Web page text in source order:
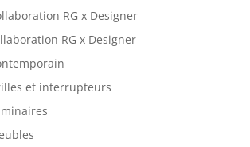
RG x Designer
RG x Designer
et interrupteurs